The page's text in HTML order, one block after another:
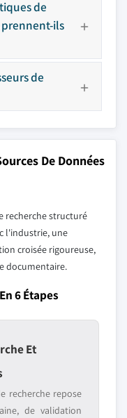
de
ils
de
De Données
recherche structuré
l'industrie, une
croisée rigoureuse,
documentaire.
6 Étapes
Et
recherche repose
de validation